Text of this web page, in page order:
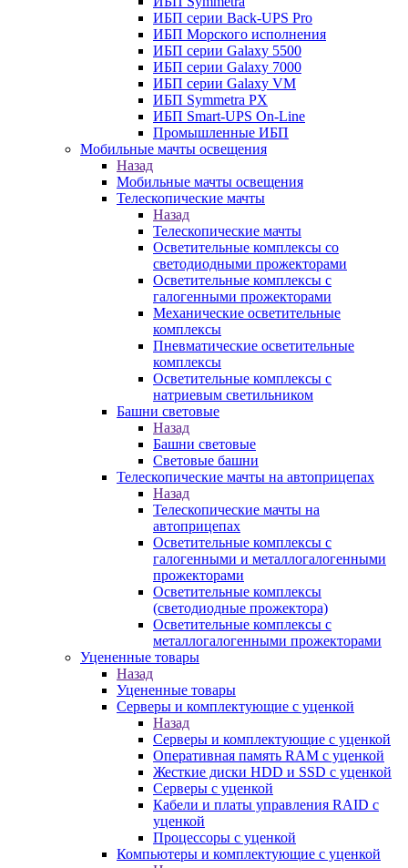
ИБП серии Back-UPS Pro
ИБП Морского исполнения
ИБП серии Galaxy 5500
ИБП серии Galaxy 7000
ИБП серии Galaxy VM
ИБП Symmetra PX
ИБП Smart-UPS On-Line
Промышленные ИБП
Мобильные мачты освещения
Назад
Мобильные мачты освещения
Телескопические мачты
Назад
Телескопические мачты
Осветительные комплексы со
светодиодными прожекторами
Осветительные комплексы с
галогенными прожекторами
Механические осветительные
комплексы
Пневматические осветительные
комплексы
Осветительные комплексы с
натриевым светильником
Башни световые
Назад
Башни световые
Световые башни
Телескопические мачты на автоприцепах
Назад
Телескопические мачты на
автоприцепах
Осветительные комплексы с
галогенными и металлогалогенными
прожекторами
Осветительные комплексы
(светодиодные прожектора)
Осветительные комплексы с
металлогалогенными прожекторами
Уцененные товары
Назад
Уцененные товары
Серверы и комплектующие с уценкой
Назад
Серверы и комплектующие с уценкой
Оперативная память RAM с уценкой
Жесткие диски HDD и SSD с уценкой
Серверы с уценкой
Кабели и платы управления RAID с
уценкой
Процессоры с уценкой
Компьютеры и комплектующие с уценкой